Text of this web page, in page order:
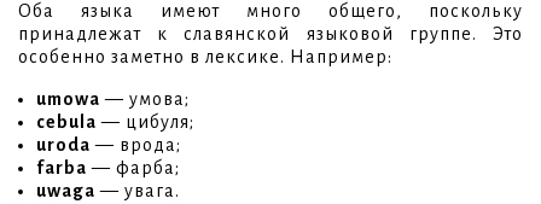
Оба языка имеют много общего, поскольку
принадлежат к славянской языковой группе. Это
особенно заметно в лексике. Например:
umowa — умова;
cebula — цибуля;
uroda — врода;
farba — фарба;
uwaga — увага.